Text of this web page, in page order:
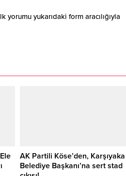
yorumu yukarıdaki form aracılığıyla
AK Partili Köse’den, Karşıyaka
Belediye Başkanı’na sert stad